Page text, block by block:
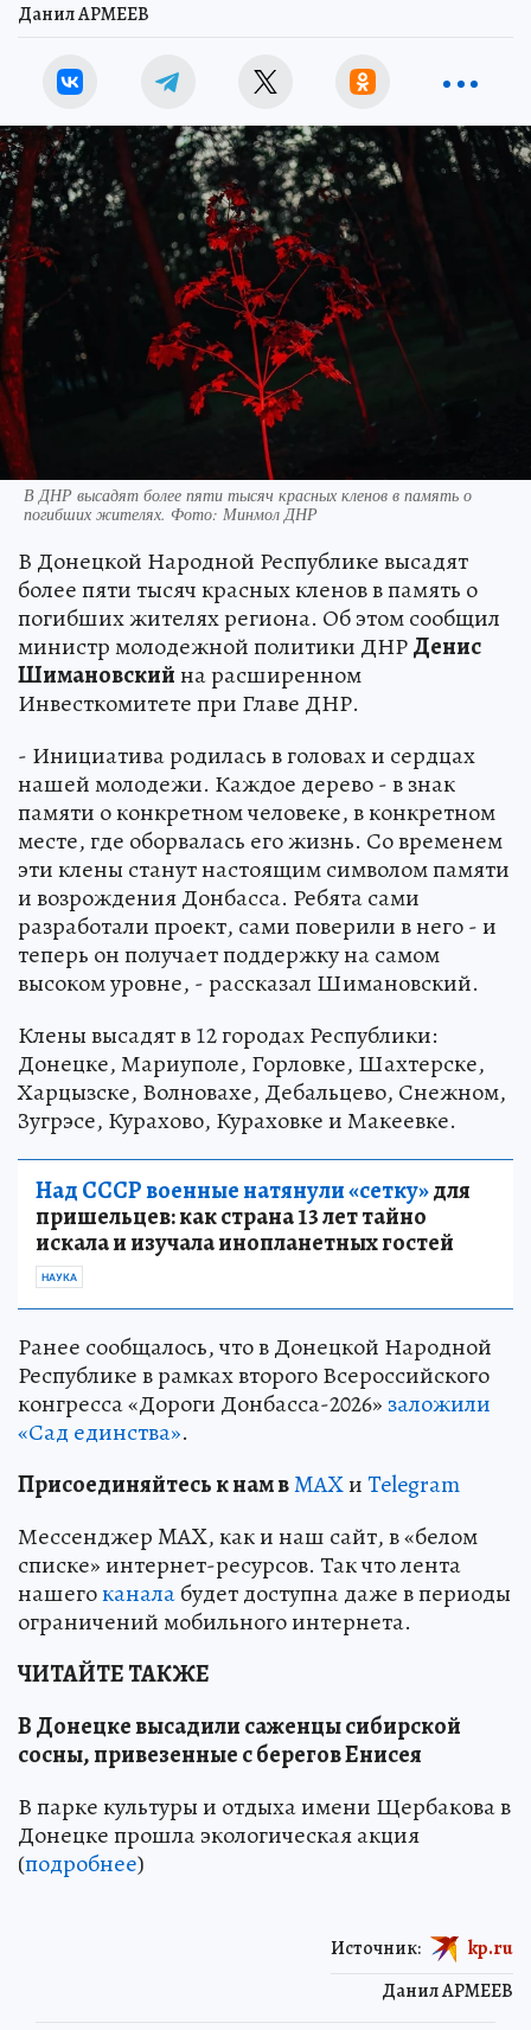
Данил АРМЕЕВ
В ДНР высадят более пяти тысяч красных кленов в память о
погибших жителях. Фото: Минмол ДНР
В Донецкой Народной Республике высадят
более пяти тысяч красных кленов в память о
погибших жителях региона. Об этом сообщил
министр молодежной политики ДНРДенис
Шимановскийна расширенном
Инвесткомитете при Главе ДНР.
- Инициатива родилась в головах и сердцах
нашей молодежи. Каждое дерево - в знак
памяти о конкретном человеке, в конкретном
месте, где оборвалась его жизнь. Со временем
эти клены станут настоящим символом памяти
и возрождения Донбасса. Ребята сами
разработали проект, сами поверили в него - и
теперь он получает поддержку на самом
высоком уровне, - рассказал Шимановский.
Клены высадят в 12 городах Республики:
Донецке, Мариуполе, Горловке, Шахтерске,
Харцызске, Волновахе, Дебальцево, Снежном,
Зугрэсе, Курахово, Кураховке и Макеевке.
Над СССР военные натянули «сетку»для
пришельцев: как страна 13 лет тайно
искала и изучала инопланетных гостей
НАУКА
Ранее сообщалось, что в Донецкой Народной
Республике в рамках второго Всероссийского
конгресса «Дороги Донбасса-2026» заложили
«Сад единства».
Присоединяйтесь к нам вMAXиTelegram
Мессенджер MAX, как и наш сайт, в «белом
списке» интернет-ресурсов. Так что лента
нашегоканалабудет доступна даже в периоды
ограничений мобильного интернета.
ЧИТАЙТЕ ТАКЖЕ
В Донецке высадили саженцы сибирской
сосны, привезенные с берегов Енисея
В парке культуры и отдыха имени Щербакова в
Донецке прошла экологическая акция
(подробнее)
Данил АРМЕЕВ
Источник: kp.ru